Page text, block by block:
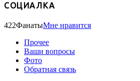
СОЦИАЛКА
422ФанатыМне нравится
Прочее
Ваши вопросы
Фото
Обратная связь